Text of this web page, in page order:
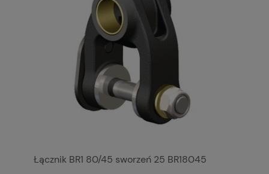
Łącznik BR1 80/45 sworzeń 25 BR18045